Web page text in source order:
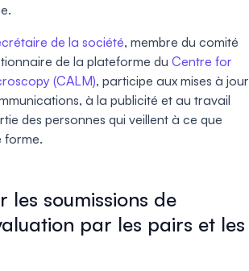
de la société, membre du comité
de la plateforme du Centre for
(CALM), participe aux mises à jour
à la publicité et au travail
des personnes qui veillent à ce que
forme.
les soumissions de
par les pairs et les